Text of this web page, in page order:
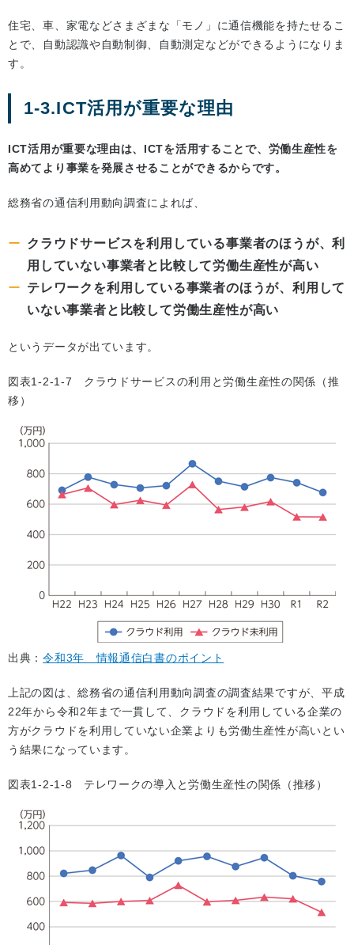
住宅、車、家電などさまざまな「モノ」に通信機能を持たせるこ
とで、自動認識や自動制御、自動測定などができるようになりま
す。
1-3.ICT活用が重要な理由
ICT活用が重要な理由は、ICTを活用することで、労働生産性を
高めてより事業を発展させることができるからです。
総務省の通信利用動向調査によれば、
クラウドサービスを利用している事業者のほうが、利
用していない事業者と比較して労働生産性が高い
テレワークを利用している事業者のほうが、利用して
いない事業者と比較して労働生産性が高い
というデータが出ています。
図表1-2-1-7 クラウドサービスの利用と労働生産性の関係（推
移）
出典：令和3年 情報通信白書のポイント
上記の図は、総務省の通信利用動向調査の調査結果ですが、平成
22年から令和2年まで一貫して、クラウドを利用している企業の
方がクラウドを利用していない企業よりも労働生産性が高いとい
う結果になっています。
図表1-2-1-8 テレワークの導入と労働生産性の関係（推移）